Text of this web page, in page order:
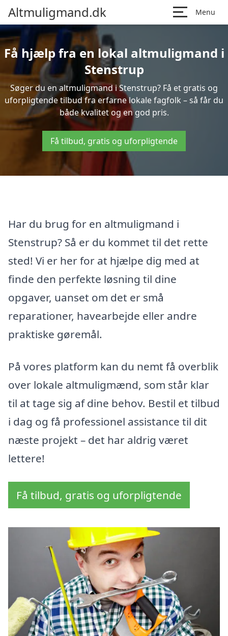
Altmuligmand.dk Menu
Få hjælp fra en lokal altmuligmand i
Stenstrup
Søger du en altmuligmand i Stenstrup? Få et gratis og
uforpligtende tilbud fra erfarne lokale fagfolk – så får du
både kvalitet og en god pris.
Få tilbud, gratis og uforpligtende
Har du brug for en altmuligmand i
Stenstrup? Så er du kommet til det rette
sted! Vi er her for at hjælpe dig med at
finde den perfekte løsning til dine
opgaver, uanset om det er små
reparationer, havearbejde eller andre
praktiske gøremål.
På vores platform kan du nemt få overblik
over lokale altmuligmænd, som står klar
til at tage sig af dine behov. Bestil et tilbud
i dag og få professionel assistance til dit
næste projekt – det har aldrig været
lettere!
Få tilbud, gratis og uforpligtende